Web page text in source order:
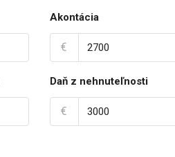
Akontácia
€
Daň z nehnuteľnosti
€